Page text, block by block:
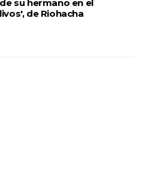
su hermano en el
de Riohacha